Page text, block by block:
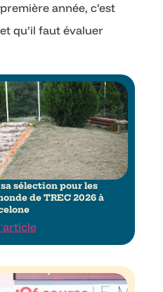
année, c’est
qu’il faut évaluer
sélection pour les
de TREC 2026 à